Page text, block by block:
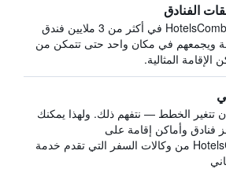
الفنادق
يبحث HotelsCombined في أكثر من 3 ملايين فندق
ويجمعهم في مكان واحد حتى تتمكن من
الإقامة المثالية.
تتغير الخطط — نتفهم ذلك. ولهذا يمكنك
فنادق وأماكن إقامة على
HotelsCombined من وكالات السفر التي تقدم خدمة